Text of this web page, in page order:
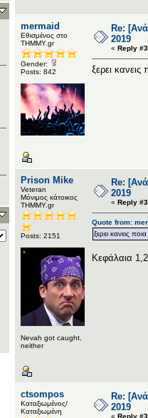
mermaid
Εθισμένος στο
ΤΗΜΜΥ.gr
Gender:
Posts: 842
Re:
2019
« Reply
ξερει
Prison Mike
Veteran
Μόνιμος κάτοικος
ΤΗΜΜΥ.gr
Posts: 2151
Nevah got caught,
neither
Re:
2019
« Reply
Quote from:
ξερει κανεις
Κεφάλαια
ctsompos
Καταξιωμένος/
Καταξιωμένη
Re:
2019
« Reply